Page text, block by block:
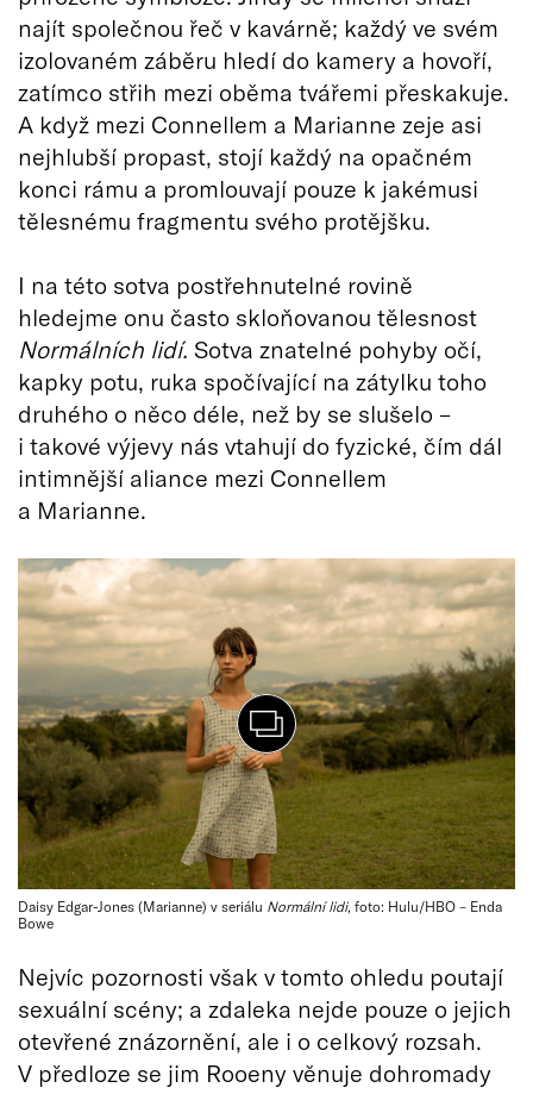
najít společnou řeč v kavárně; každý ve svém
izolovaném záběru hledí do kamery a hovoří,
zatímco střih mezi oběma tvářemi přeskakuje.
A když mezi Connellem a Marianne zeje asi
nejhlubší propast, stojí každý na opačném
konci rámu a promlouvají pouze k jakémusi
tělesnému fragmentu svého protějšku.
I na této sotva postřehnutelné rovině
hledejme onu často skloňovanou tělesnost
Normálních lidí. Sotva znatelné pohyby očí,
kapky potu, ruka spočívající na zátylku toho
druhého o něco déle, než by se slušelo –
i takové výjevy nás vtahují do fyzické, čím dál
intimnější aliance mezi Connellem
a Marianne.
Daisy Edgar-Jones (Marianne) v seriálu Normální lidi, foto: Hulu/HBO – Enda
Bowe
Nejvíc pozornosti však v tomto ohledu poutají
sexuální scény; a zdaleka nejde pouze o jejich
otevřené znázornění, ale i o celkový rozsah.
V předloze se jim Rooeny věnuje dohromady